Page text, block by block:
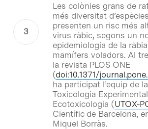
Les colònies grans de
més diversitat
presenten un risc més
virus ràbic, segons un
epidemiologia de la
mamífers voladors. Al
la revista PLOS ONE
(doi:10.1371/
ha participat l’equip de
Toxicologia
Ecotoxicologia (UTOX-
Científic de Barcelona,
Miquel Borràs.